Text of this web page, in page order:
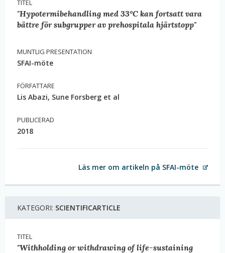
TITEL
"Hypotermibehandling med 33°C kan fortsatt vara
bättre för subgrupper av prehospitala hjärtstopp"
MUNTLIG PRESENTATION
SFAI-möte
FÖRFATTARE
Lis Abazi, Sune Forsberg et al
PUBLICERAD
2018
Läs mer om artikeln på SFAI-möte
KATEGORI: SCIENTIFICARTICLE
TITEL
"Withholding or withdrawing of life-sustaining